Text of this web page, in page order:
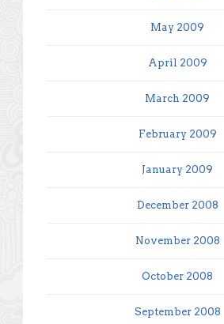
May 2009
April 2009
March 2009
February 2009
January 2009
December 2008
November 2008
October 2008
September 2008